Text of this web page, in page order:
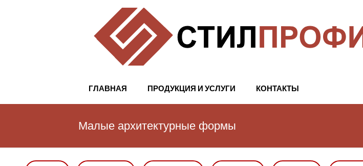
ГЛАВНАЯ ПРОДУКЦИЯ И УСЛУГИ КОНТАКТЫ
Малые архитектурные формы